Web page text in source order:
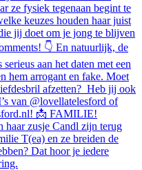
ze fysiek tegenaan begint te
keuzes houden haar juist
jij doet om je jong te blijven
👇 En natuurlijk, de
aan het daten met een
hem arrogant en fake. Moet
afzetten? Heb jij ook
van @lovellatelesford of
📩 FAMILIE!
haar zusje Candl zijn terug
T(ea) en ze breiden de
Dat hoor je iedere